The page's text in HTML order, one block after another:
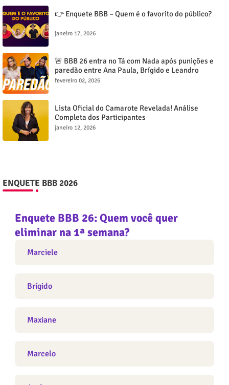
👉 Enquete BBB – Quem é o favorito do público?
janeiro 17, 2026
🚨 BBB 26 entra no Tá com Nada após punições e
paredão entre Ana Paula, Brígido e Leandro
esquenta o jogo
fevereiro 02, 2026
Lista Oficial do Camarote Revelada! Análise
Completa dos Participantes
janeiro 12, 2026
ENQUETE BBB 2026
Enquete BBB 26: Quem você quer
eliminar na 1ª semana?
Marciele
Brígido
Maxiane
Marcelo